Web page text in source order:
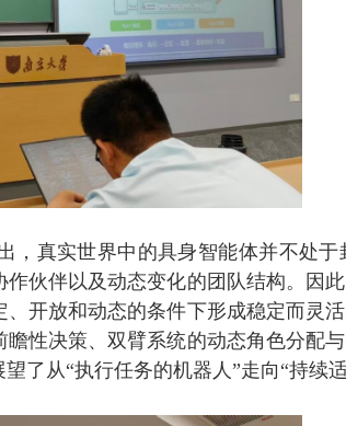
真实世界中的具身智能体并不处
伙伴以及动态变化的团队结构。因
开放和动态的条件下形成稳定而灵
性决策、双臂系统的动态角色分配
从“执行任务的机器人”走向“持续